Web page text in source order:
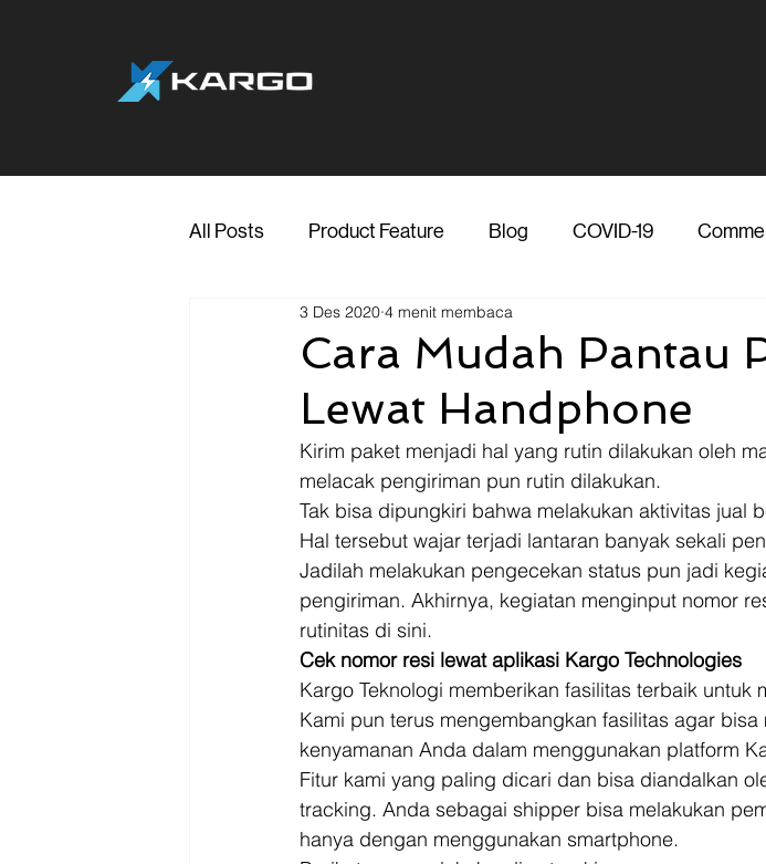
All Posts Product Feature Blog COVID-19
Marketing Media
Transporter Support Blog Vendor Shipper
Jakarta
Cara Mudah Pantau
Lewat Handphone
3 Des 2020 4 menit membaca
Kirim paket menjadi hal yang rutin dilakukan oleh
melacak pengiriman pun rutin dilakukan.
Tak bisa dipungkiri bahwa melakukan aktivitas jual
Hal tersebut wajar terjadi lantaran banyak sekali
Jadilah melakukan pengecekan status pun jadi
pengiriman. Akhirnya, kegiatan menginput nomor
rutinitas di sini.
Cek nomor resi lewat aplikasi Kargo Technologies
Kargo Teknologi memberikan fasilitas terbaik
Kami pun terus mengembangkan fasilitas agar
kenyamanan Anda dalam menggunakan platform
Fitur kami yang paling dicari dan bisa diandalkan
tracking. Anda sebagai shipper bisa melakukan
hanya dengan menggunakan smartphone.